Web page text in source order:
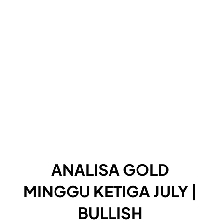
ANALISA GOLD
MINGGU KETIGA JULY |
BULLISH